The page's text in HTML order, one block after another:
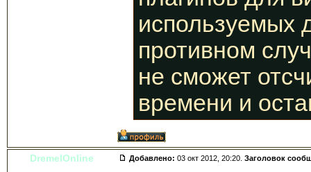
используемых
противном
не сможет
времени и
DremelOnline Добавлено: 03 окт 2012, 20:20. Заголовок